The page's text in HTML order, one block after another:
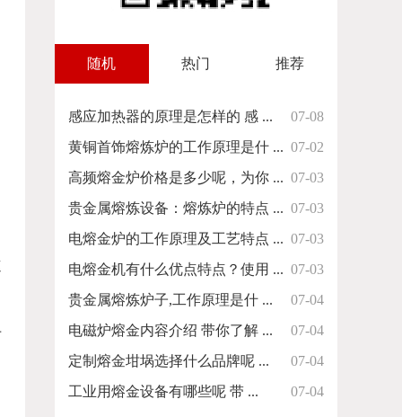
随机 热门 推荐
07-08
感应加热器的原理是怎样的 感 ...
07-02
黄铜首饰熔炼炉的工作原理是什 ...
07-03
高频熔金炉价格是多少呢，为你 ...
07-03
贵金属熔炼设备：熔炼炉的特点 ...
07-03
电熔金炉的工作原理及工艺特点 ...
07-03
电熔金机有什么优点特点？使用 ...
07-04
贵金属熔炼炉子,工作原理是什 ...
07-04
电磁炉熔金内容介绍 带你了解 ...
07-04
定制熔金坩埚选择什么品牌呢 ...
07-04
工业用熔金设备有哪些呢 带 ...